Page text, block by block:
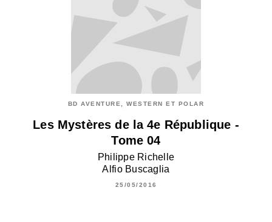
BD AVENTURE, WESTERN ET POLAR
Les Mystères de la 4e République -
Tome 04
Philippe Richelle
Alfio Buscaglia
25/05/2016